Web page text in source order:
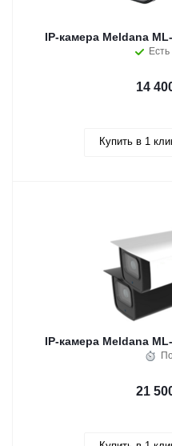
IP-камера Meldana
14
Купить в 1
IP-камера Meldana
21